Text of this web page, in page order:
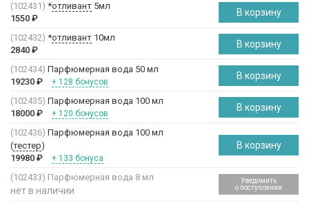
(102431) *отливант 5мл
1550 ₽
В корзину
(102432) *отливант 10мл
2840 ₽
В корзину
(102434) Парфюмерная вода 50 мл
19230 ₽ + 128 бонусов
В корзину
(102435) Парфюмерная вода 100 мл
18000 ₽ + 120 бонусов
В корзину
(102436) Парфюмерная вода 100 мл
(тестер)
19980 ₽ + 133 бонуса
В корзину
(102433) Парфюмерная вода 8 мл
нет в наличии
Уведомить
о поступлении